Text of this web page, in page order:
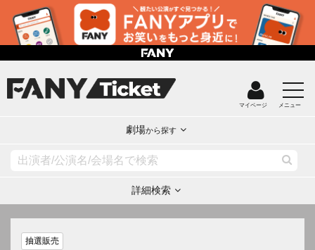
マイページ メニュー
劇場から探す
詳細検索
抽選販売